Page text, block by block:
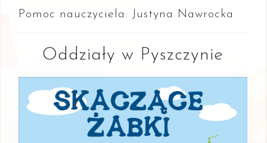
Pomoc nauczyciela: Justyna Nawrocka
Oddziały w Pyszczynie